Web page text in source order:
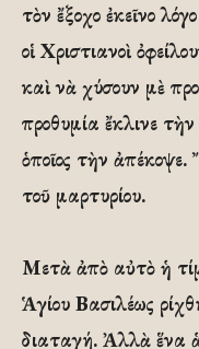
τὸν ἔξοχο ἐκεῖνο
οἱ Χριστιανοὶ
καὶ νὰ χύσουν μὲ
προθυμία ἔκλινε
ὁποῖος τὴν
τοῦ μαρτυρίου.
Μετὰ ἀπὸ αὐτὸ ἡ
Ἁγίου Βασιλέως
διαταγή. Ἀλλὰ ἕνα